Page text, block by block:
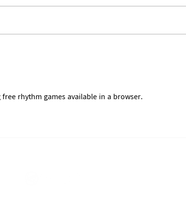
rhythm games available in a browser.